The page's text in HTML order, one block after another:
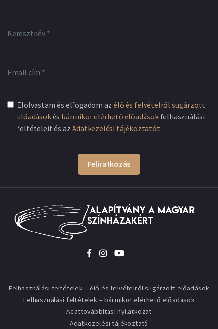
Elolvastam és elfogadom az élő és felvételről sugárzott
előadásokés bármikor elérhető előadások felhasználási
feltételeit és az Adatkezelési tájékoztatót.
Feliratkozás
Felhasználási feltételek – élő és felvételről sugárzott előadások
Felhasználási feltételek – bármikor elérhető előadások
Adattovábbítási nyilatkozat
Adatkezelési tájékoztató